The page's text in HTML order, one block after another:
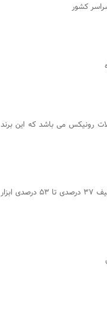
کشور
رونیکس می باشد که این برند
فروش ویژه محصولات رونیکس با تخفیف 37 درصدی تا 53 درصدی ابزار